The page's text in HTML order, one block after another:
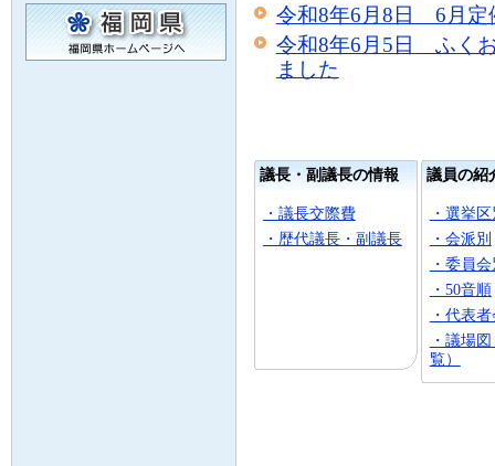
令和8年6月8日 6月定
令和8年6月5日 ふく
ました
議長・副議長の情報
・議長交際費
・歴代議長・副議長
議員の紹
・選挙
・会派別
・委員
・50音順
・代表
・議場
覧）